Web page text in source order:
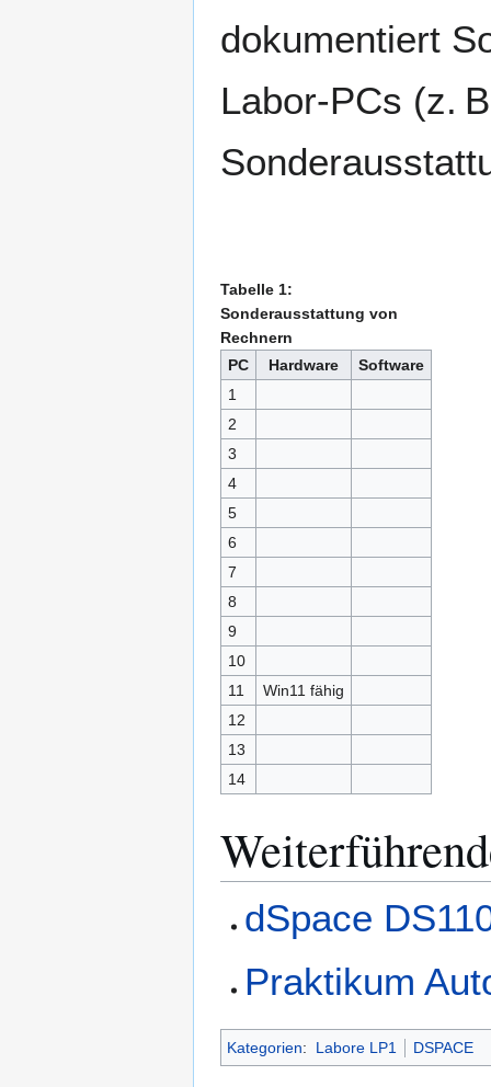
dokumentiert
Labor-PCs (z.
Tabelle 1:
Sonderausstattung von
Rechnern
PC
Hardware
Software
1
2
3
4
5
6
7
8
9
10
11
Win11 fähig
12
13
14
dSpace
Praktikum
Kategorien: Labore LP1 DSPACE